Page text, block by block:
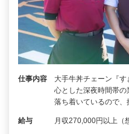
仕事内容
大手牛丼チェーン『
心とした深夜時間帯
落ち着いているので
給与 月収270,000円以上（